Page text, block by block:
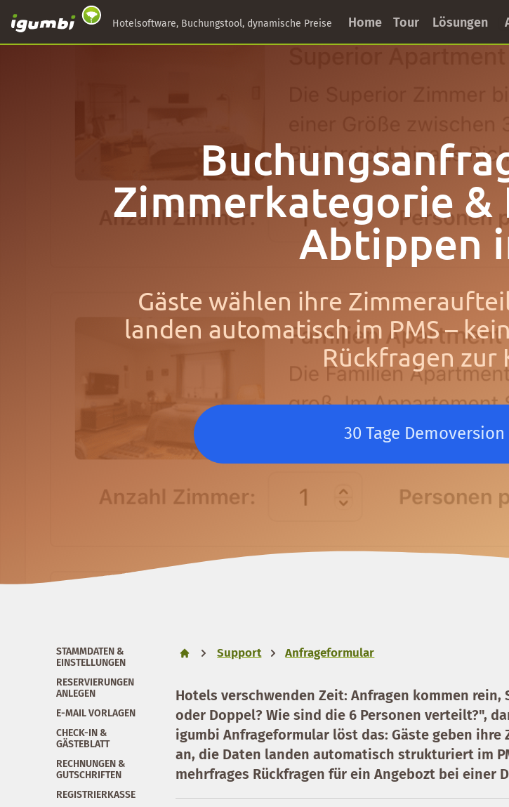
Hotelsoftware, Buchungstool, dynamische Preise Home Tour Lösungen
Zimmerkategorie &
Abtippen
Gäste wählen ihre
landen automatisch im PMS –
Rückfragen zur
30 Tage
STAMMDATEN &
EINSTELLUNGEN
RESERVIERUNGEN
ANLEGEN
E-MAIL VORLAGEN
CHECK-IN &
GÄSTEBLATT
RECHNUNGEN &
GUTSCHRIFTEN
REGISTRIERKASSE
Support Anfrageformular
Hotels verschwenden Zeit: Anfragen kommen rein,
oder Doppel? Wie sind die 6 Personen verteilt?",
igumbi Anfrageformular löst das: Gäste geben
an, die Daten landen automatisch strukturiert im
mehrfrages Rückfragen für ein Angebozt bei einer